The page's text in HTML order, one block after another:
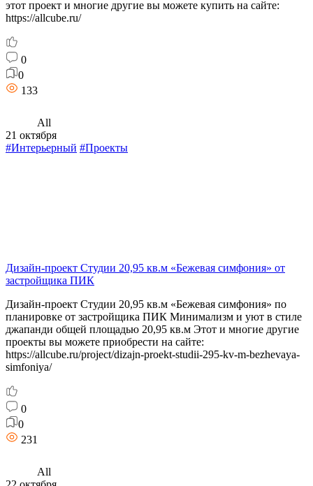
этот проект и многие другие вы можете купить на сайте:
https://allcube.ru/
0
0
133
All
21 октября
#Интерьерный #Проекты
Дизайн-проект Студии 20,95 кв.м «Бежевая симфония» от
застройщика ПИК
Дизайн-проект Студии 20,95 кв.м «Бежевая симфония» по
планировке от застройщика ПИК Минимализм и уют в стиле
джапанди общей площадью 20,95 кв.м Этот и многие другие
проекты вы можете приобрести на сайте:
https://allcube.ru/project/dizajn-proekt-studii-295-kv-m-bezhevaya-
simfoniya/
0
0
231
All